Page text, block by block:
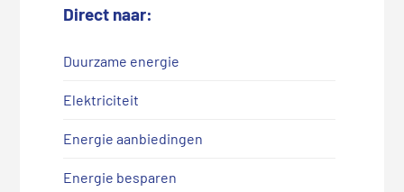
Direct naar:
Duurzame energie
Elektriciteit
Energie aanbiedingen
Energie besparen